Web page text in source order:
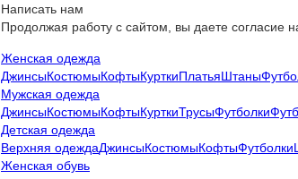
Написать нам
Продолжая работу с сайтом, вы даете согласие
Женская одежда
ДжинсыКостюмыКофтыКурткиПлатьяШтаны
Мужская одежда
ДжинсыКостюмыКофтыКурткиТрусыФутболки
Детская одежда
Верхняя одеждаДжинсыКостюмыКофтыФутболки
Женская обувь